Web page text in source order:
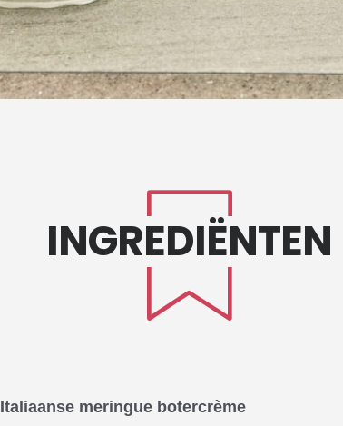
INGREDIËNTEN
Italiaanse meringue botercrème